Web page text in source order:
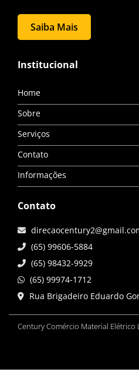
Saiba Mais
Institucional
Home
Sobre
Serviços
Contato
Informações
Contato
(65) 99606-5884
(65) 98432-9929
(65) 99974-1712
Rua Brigadeiro Eduardo
Century Comércio Material Elétrico